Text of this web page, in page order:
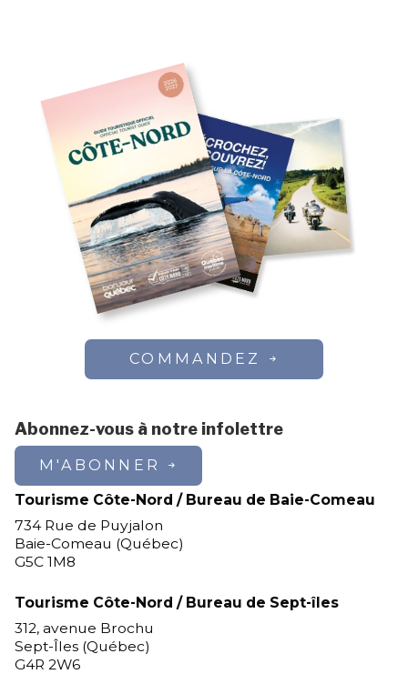
COMMANDEZ
Abonnez-vous à notre infolettre
M'ABONNER
Tourisme Côte-Nord / Bureau de Baie-Comeau
734 Rue de Puyjalon
Baie-Comeau (Québec)
G5C 1M8
Tourisme Côte-Nord / Bureau de Sept-îles
312, avenue Brochu
Sept-Îles (Québec)
G4R 2W6